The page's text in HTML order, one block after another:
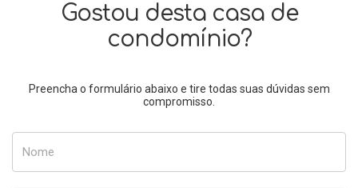
Gostou desta casa de
condomínio?
Preencha o formulário abaixo e tire todas suas dúvidas sem
compromisso.